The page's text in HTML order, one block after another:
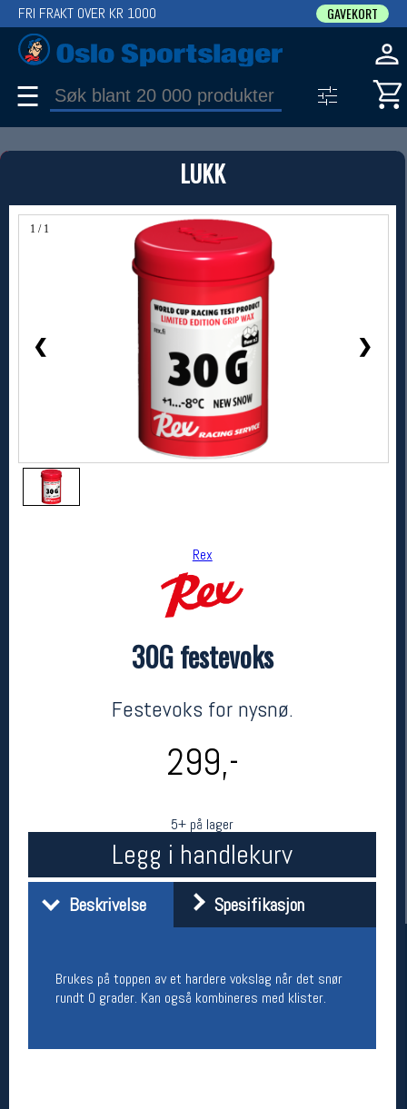
LUKK
1 / 1
❮ ❯
Rex
30G festevoks
Festevoks for nysnø.
299,-
5+ på lager
Legg i handlekurv
Beskrivelse Spesifikasjon
Brukes på toppen av et hardere vokslag når det snør
rundt 0 grader. Kan også kombineres med klister.
FRI FRAKT OVER KR 1000 GAVEKORT
☰
PRODUKT
Produkter (1)
Bruk filter til å spisse søket
Rex
kr 299